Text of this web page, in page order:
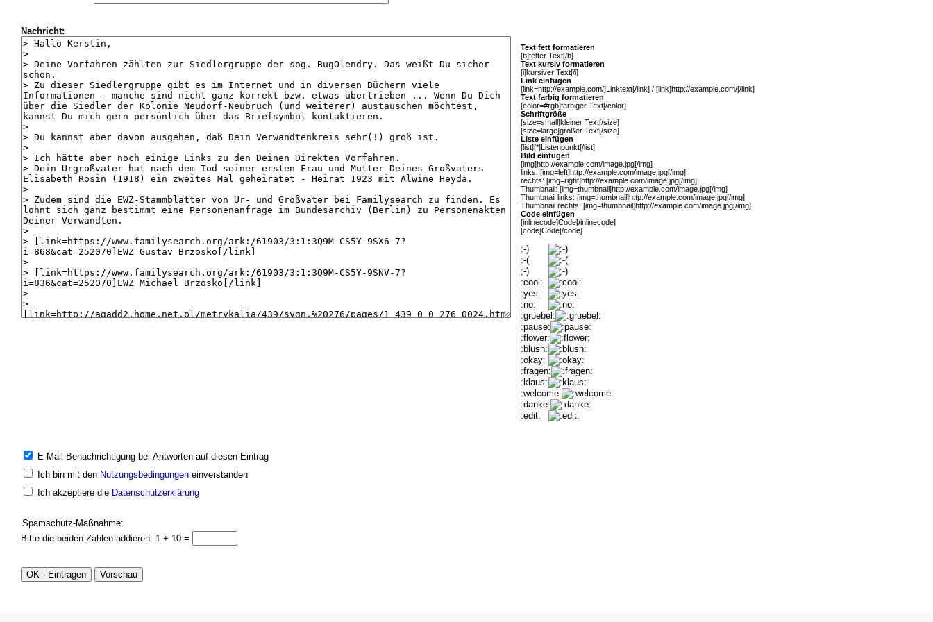
Nachricht:
Text fett formatieren
[b]fetter Text[/b]
Text kursiv formatieren
[i]kursiver Text[/i]
Link einfügen
[link=http://example.com/]Linktext[/link] / [link]http://example.com/[/link]
Text farbig formatieren
[color=#rgb]farbiger Text[/color]
Schriftgröße
[size=small]kleiner Text[/size]
[size=large]großer Text[/size]
Liste einfügen
[list][*]Listenpunkt[/list]
Bild einfügen
[img]http://example.com/image.jpg[/img]
links: [img=left]http://example.com/image.jpg[/img]
rechts: [img=right]http://example.com/image.jpg[/img]
Thumbnail: [img=thumbnail]http://example.com/image.jpg[/img]
Thumbnail links: [img=thumbnail]http://example.com/image.jpg[/img]
Thumbnail rechts: [img=thumbnail]http://example.com/image.jpg[/img]
Code einfügen
[inlinecode]Code[/inlinecode]
[code]Code[/code]
:-)
:-(
;-)
:cool:
:yes:
:no:
:gruebel:
:pause:
:flower:
:blush:
:okay:
:fragen:
:klaus:
:welcome:
:danke:
:edit:
E-Mail-Benachrichtigung bei Antworten auf diesen Eintrag
Ich bin mit den Nutzungsbedingungeneinverstanden
Ich akzeptiere die Datenschutzerklärung
Spamschutz-Maßnahme:
Bitte die beiden Zahlen addieren: 1 + 10 =